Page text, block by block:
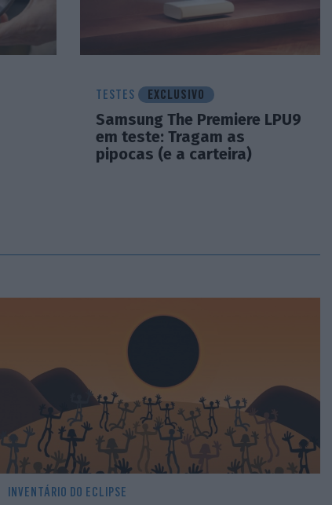
TESTES EXCLUSIVO
Samsung The Premiere LPU9
em teste: Tragam as
pipocas (e a carteira)
INVENTÁRIO DO ECLIPSE